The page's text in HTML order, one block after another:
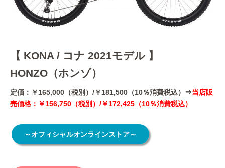
【 KONA / コナ 2021モデル 】
HONZO（ホンゾ）
定価：￥165,000（税別）/￥181,500（10％消費税込）⇒当店販
売価格：￥156,750（税別）/￥172,425（10％消費税込）
～オフィシャルオンラインストア～